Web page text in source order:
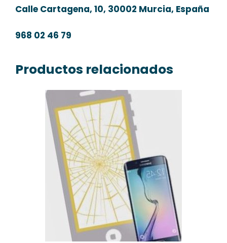
Calle Cartagena, 10, 30002 Murcia, España
968 02 46 79
Productos relacionados